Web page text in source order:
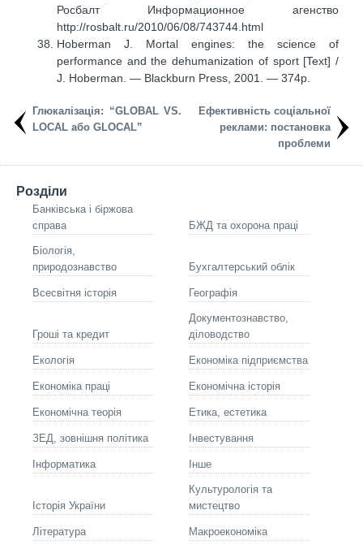
Росбалт Информационное агенство
http://rosbalt.ru/2010/06/08/743744.html
Hoberman J. Mortal engines: the science of
performance and the dehumanization of sport [Text] /
J. Hoberman. — Blackburn Press, 2001. — 374p.
Глюкалізація: “GLOBAL VS.
LOCAL або GLOCAL”
Ефективність соціальної
реклами: постановка
проблеми
Розділи
Банківська і біржова
справа
БЖД та охорона праці
Біологія,
природознавство
Бухгалтерський облік
Всесвітня історія Географія
Гроші та кредит
Документознавство,
діловодство
Екологія Економіка підприємства
Економіка праці Економічна історія
Економічна теорія Етика, естетика
ЗЕД, зовнішня політика Інвестування
Інформатика Інше
Історія України
Культурологія та
мистецтво
Літературa Макроекономіка